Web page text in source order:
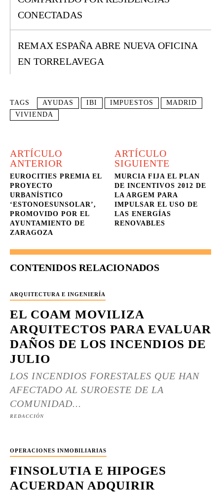
CONECTADAS
REMAX ESPAÑA ABRE NUEVA OFICINA
EN TORRELAVEGA
TAGS AYUDAS IBI IMPUESTOS
MADRID
VIVIENDA
ARTÍCULO
ANTERIOR
EUROCITIES PREMIA EL
PROYECTO
URBANÍSTICO
‘ESTONOESUNSOLAR’,
PROMOVIDO POR EL
AYUNTAMIENTO DE
ZARAGOZA
ARTÍCULO
SIGUIENTE
MURCIA FIJA EL PLAN
DE INCENTIVOS 2012 DE
LA ARGEM PARA
IMPULSAR EL USO DE
LAS ENERGÍAS
RENOVABLES
CONTENIDOS RELACIONADOS
ARQUITECTURA E INGENIERÍA
EL COAM MOVILIZA
ARQUITECTOS PARA EVALUAR
DAÑOS DE LOS INCENDIOS DE
JULIO
LOS INCENDIOS FORESTALES QUE HAN
AFECTADO AL SUROESTE DE LA
COMUNIDAD...
REDACCIÓN
OPERACIONES INMOBILIARIAS
FINSOLUTIA E HIPOGES
ACUERDAN ADQUIRIR